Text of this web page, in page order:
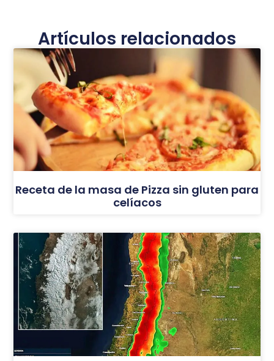
Artículos relacionados
Receta de la masa de Pizza sin gluten para
celíacos